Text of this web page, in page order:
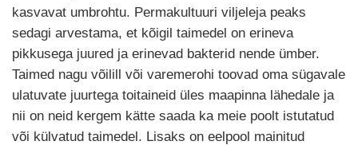
kasvavat umbrohtu. Permakultuuri viljeleja peaks
sedagi arvestama, et kõigil taimedel on erineva
pikkusega juured ja erinevad bakterid nende ümber.
Taimed nagu võilill või varemerohi toovad oma sügavale
ulatuvate juurtega toitaineid üles maapinna lähedale ja
nii on neid kergem kätte saada ka meie poolt istutatud
või külvatud taimedel. Lisaks on eelpool mainitud